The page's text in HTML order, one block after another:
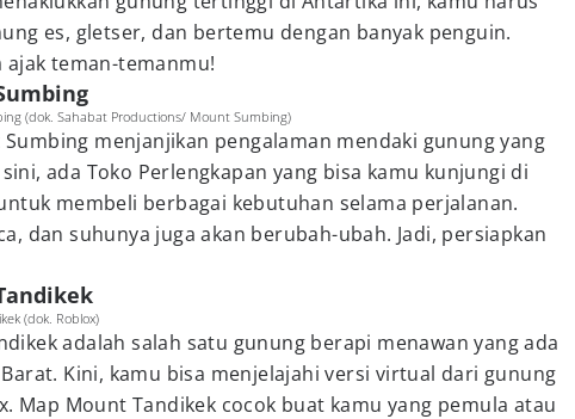
es, gletser, dan bertemu dengan banyak penguin.
ajak teman-temanmu!
(dok. Sahabat Productions/ Mount Sumbing)
menjanjikan pengalaman mendaki gunung yang
ada Toko Perlengkapan yang bisa kamu kunjungi di
membeli berbagai kebutuhan selama perjalanan.
dan suhunya juga akan berubah-ubah. Jadi, persiapkan
(dok. Roblox)
adalah salah satu gunung berapi menawan yang ada
Kini, kamu bisa menjelajahi versi virtual dari gunung
Map Mount Tandikek cocok buat kamu yang pemula atau